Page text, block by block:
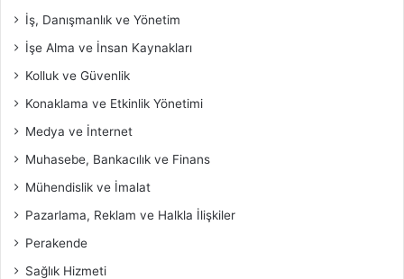
İş, Danışmanlık ve Yönetim
İşe Alma ve İnsan Kaynakları
Kolluk ve Güvenlik
Konaklama ve Etkinlik Yönetimi
Medya ve İnternet
Muhasebe, Bankacılık ve Finans
Mühendislik ve İmalat
Pazarlama, Reklam ve Halkla İlişkiler
Perakende
Sağlık Hizmeti